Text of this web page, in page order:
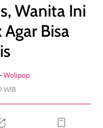
Wanita Ini
Bisa
Wolipop
WIB